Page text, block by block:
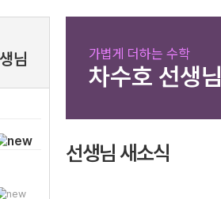
님 가볍게 더하는 수학
차수호 선생님
선생님 새소식